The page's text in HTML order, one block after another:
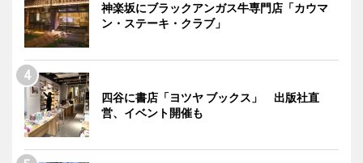
神楽坂にブラックアンガス牛専門店「カウマ
ン・ステーキ・クラブ」
四谷に書店「ヨツヤ ブックス」 出版社直
営、イベント開催も